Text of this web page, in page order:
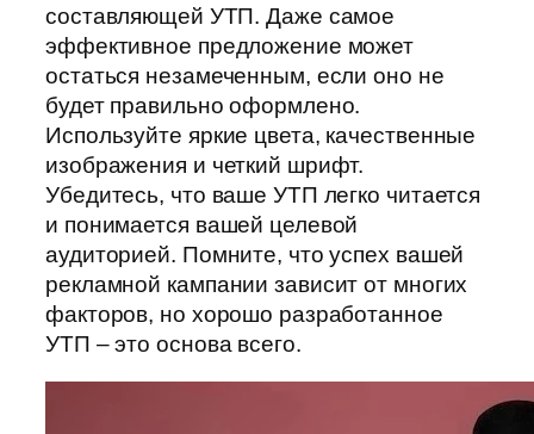
составляющей УТП. Даже самое
эффективное предложение может
остаться незамеченным, если оно не
будет правильно оформлено.
Используйте яркие цвета, качественные
изображения и четкий шрифт.
Убедитесь, что ваше УТП легко читается
и понимается вашей целевой
аудиторией. Помните, что успех вашей
рекламной кампании зависит от многих
факторов, но хорошо разработанное
УТП – это основа всего.